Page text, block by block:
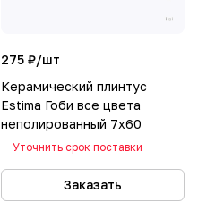
275 ₽/шт
Керамический плинтус
Estima Гоби все цвета
неполированный 7х60
Уточнить срок поставки
Заказать